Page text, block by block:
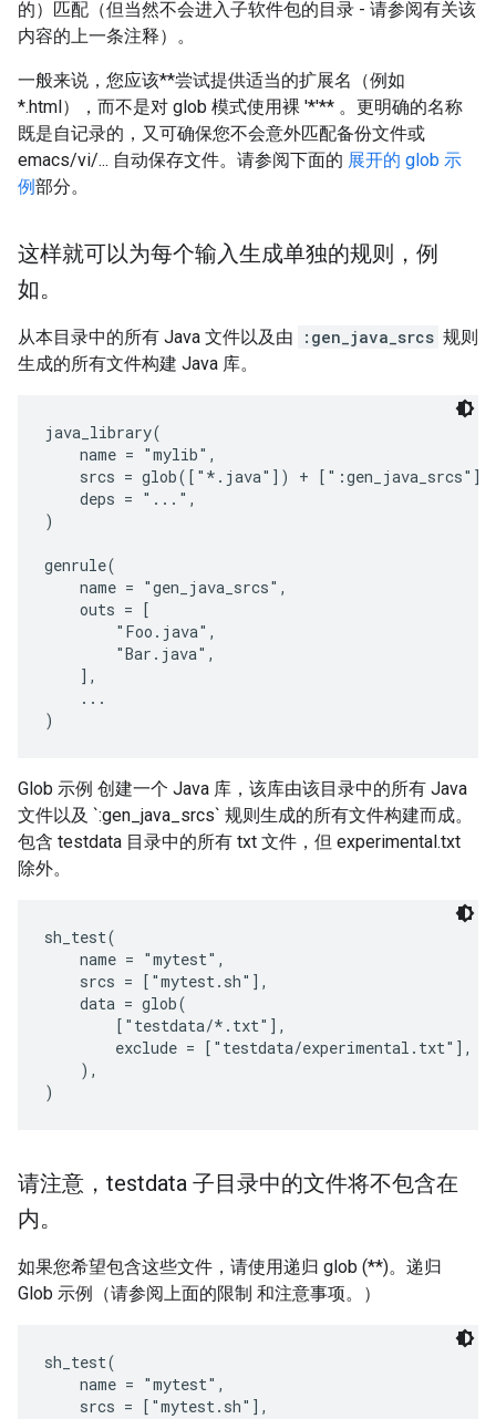
的）匹配（但当然不会进入子软件包的目录 - 请参阅有关该
内容的上一条注释）。
一般来说，您应该**尝试提供适当的扩展名（例如
*.html），而不是对 glob 模式使用裸 '*'** 。更明确的名称
既是自记录的，又可确保您不会意外匹配备份文件或
emacs/vi/... 自动保存文件。请参阅下面的 展开的 glob 示
例部分。
这样就可以为每个输入生成单独的规则，例
如。
从本目录中的所有 Java 文件以及由 :gen_java_srcs 规则
生成的所有文件构建 Java 库。
java_library(
    name = "mylib",
    srcs = glob(["*.java"]) + [":gen_java_srcs"],
    deps = "...",
)
genrule(
    name = "gen_java_srcs",
    outs = [
        "Foo.java",
        "Bar.java",
    ],
    ...
Glob 示例 创建一个 Java 库，该库由该目录中的所有 Java
文件以及 `:gen_java_srcs` 规则生成的所有文件构建而成。
包含 testdata 目录中的所有 txt 文件，但 experimental.txt
除外。
sh_test(
    name = "mytest",
    srcs = ["mytest.sh"],
    data = glob(
        ["testdata/*.txt"],
        exclude = ["testdata/experimental.txt"],
    ),
请注意，testdata 子目录中的文件将不包含在
内。
如果您希望包含这些文件，请使用递归 glob (**)。递归
Glob 示例（请参阅上面的限制 和注意事项。）
sh_test(
    name = "mytest",
    srcs = ["mytest.sh"],